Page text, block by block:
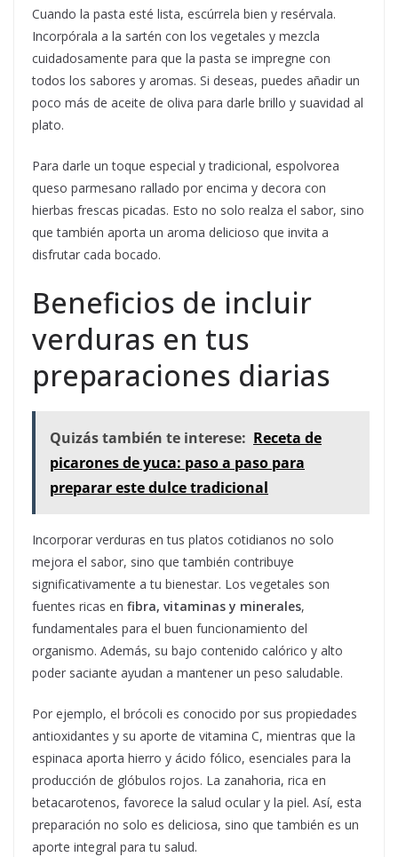
Cuando la pasta esté lista, escúrrela bien y resérvala.
Incorpórala a la sartén con los vegetales y mezcla
cuidadosamente para que la pasta se impregne con
todos los sabores y aromas. Si deseas, puedes añadir un
poco más de aceite de oliva para darle brillo y suavidad al
plato.
Para darle un toque especial y tradicional, espolvorea
queso parmesano rallado por encima y decora con
hierbas frescas picadas. Esto no solo realza el sabor, sino
que también aporta un aroma delicioso que invita a
disfrutar cada bocado.
Beneficios de incluir
verduras en tus
preparaciones diarias
Quizás también te interese: Receta de
picarones de yuca: paso a paso para
preparar este dulce tradicional
Incorporar verduras en tus platos cotidianos no solo
mejora el sabor, sino que también contribuye
significativamente a tu bienestar. Los vegetales son
fuentes ricas en fibra, vitaminas y minerales,
fundamentales para el buen funcionamiento del
organismo. Además, su bajo contenido calórico y alto
poder saciante ayudan a mantener un peso saludable.
Por ejemplo, el brócoli es conocido por sus propiedades
antioxidantes y su aporte de vitamina C, mientras que la
espinaca aporta hierro y ácido fólico, esenciales para la
producción de glóbulos rojos. La zanahoria, rica en
betacarotenos, favorece la salud ocular y la piel. Así, esta
preparación no solo es deliciosa, sino que también es un
aporte integral para tu salud.